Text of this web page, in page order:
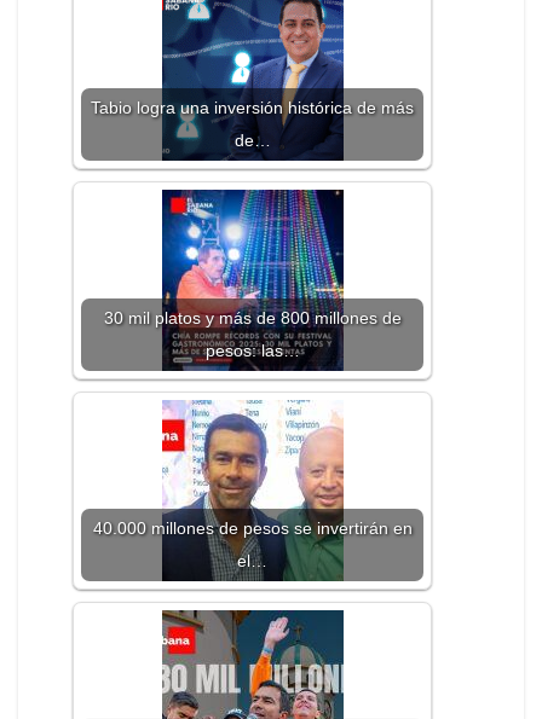
Tabio logra una inversión histórica de más
de…
30 mil platos y más de 800 millones de
pesos: las…
40.000 millones de pesos se invertirán en
el…